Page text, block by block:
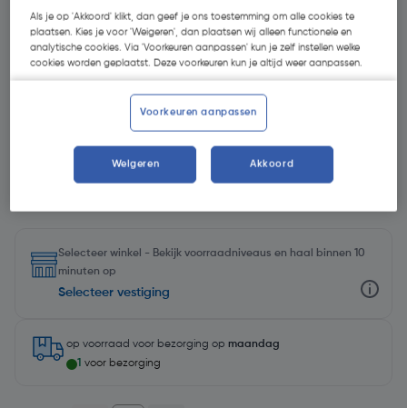
- 46 %
€ 0,79| Excl. btw € 0,65
Selecteer winkel - Bekijk voorraadniveaus en haal binnen 10
minuten op
Selecteer vestiging
op voorraad voor bezorging op maandag
1 voor bezorging
Als je op 'Akkoord' klikt, dan geef je ons toestemming om alle cookies te
plaatsen. Kies je voor 'Weigeren', dan plaatsen wij alleen functionele en
analytische cookies. Via 'Voorkeuren aanpassen' kun je zelf instellen welke
cookies worden geplaatst. Deze voorkeuren kun je altijd weer aanpassen.
Voorkeuren aanpassen
Weigeren Akkoord